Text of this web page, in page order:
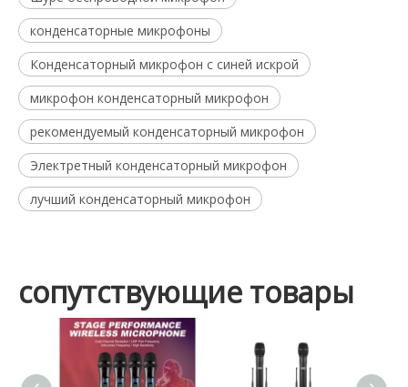
конденсаторные микрофоны
Конденсаторный микрофон с синей искрой
микрофон конденсаторный микрофон
рекомендуемый конденсаторный микрофон
Электретный конденсаторный микрофон
лучший конденсаторный микрофон
сопутствующие товары